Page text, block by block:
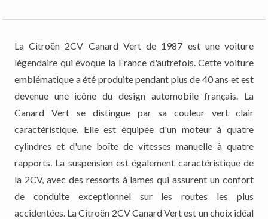
La Citroën 2CV Canard Vert de 1987 est une voiture
légendaire qui évoque la France d'autrefois. Cette voiture
emblématique a été produite pendant plus de 40 ans et est
devenue une icône du design automobile français. La
Canard Vert se distingue par sa couleur vert clair
caractéristique. Elle est équipée d'un moteur à quatre
cylindres et d'une boîte de vitesses manuelle à quatre
rapports. La suspension est également caractéristique de
la 2CV, avec des ressorts à lames qui assurent un confort
de conduite exceptionnel sur les routes les plus
accidentées. La Citroën 2CV Canard Vert est un choix idéal